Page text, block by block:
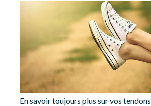
En savoir toujours plus sur vos tendons